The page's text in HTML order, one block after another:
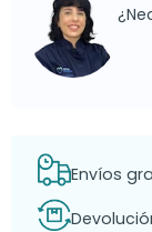
Envíos